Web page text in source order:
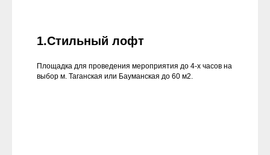
1.Стильный лофт
Площадка для проведения мероприятия до 4-х часов на
выбор м. Таганская или Бауманская до 60 м2.